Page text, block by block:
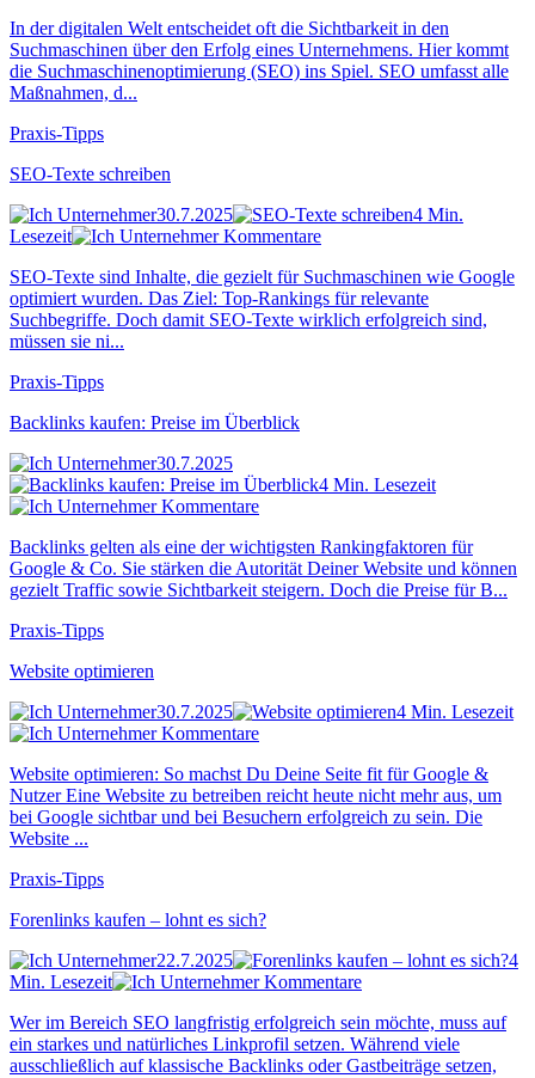
In der digitalen Welt entscheidet oft die Sichtbarkeit in den
Suchmaschinen über den Erfolg eines Unternehmens. Hier kommt
die Suchmaschinenoptimierung (SEO) ins Spiel. SEO umfasst alle
Maßnahmen, d...
Praxis-Tipps
SEO-Texte schreiben
30.7.2025
4 Min.
Lesezeit
Kommentare
SEO-Texte sind Inhalte, die gezielt für Suchmaschinen wie Google
optimiert wurden. Das Ziel: Top-Rankings für relevante
Suchbegriffe. Doch damit SEO-Texte wirklich erfolgreich sind,
müssen sie ni...
Praxis-Tipps
Backlinks kaufen: Preise im Überblick
30.7.2025
4 Min. Lesezeit
Kommentare
Backlinks gelten als eine der wichtigsten Rankingfaktoren für
Google & Co. Sie stärken die Autorität Deiner Website und können
gezielt Traffic sowie Sichtbarkeit steigern. Doch die Preise für B...
Praxis-Tipps
Website optimieren
30.7.2025
4 Min. Lesezeit
Kommentare
Website optimieren: So machst Du Deine Seite fit für Google &
Nutzer Eine Website zu betreiben reicht heute nicht mehr aus, um
bei Google sichtbar und bei Besuchern erfolgreich zu sein. Die
Website ...
Praxis-Tipps
Forenlinks kaufen – lohnt es sich?
22.7.2025
4
Min. Lesezeit
Kommentare
Wer im Bereich SEO langfristig erfolgreich sein möchte, muss auf
ein starkes und natürliches Linkprofil setzen. Während viele
ausschließlich auf klassische Backlinks oder Gastbeiträge setzen,